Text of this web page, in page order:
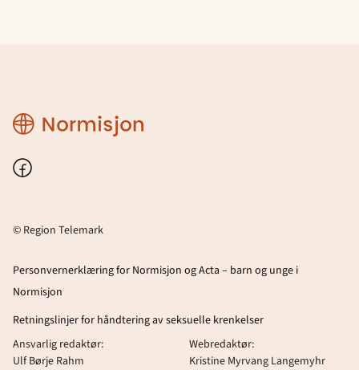
Region
Telemark
Facebook
© Region Telemark
Personvernerklæring for Normisjon og Acta – barn og unge i
Normisjon
Retningslinjer for håndtering av seksuelle krenkelser
Ansvarlig redaktør:
Ulf Børje Rahm
Webredaktør:
Kristine Myrvang Langemyhr